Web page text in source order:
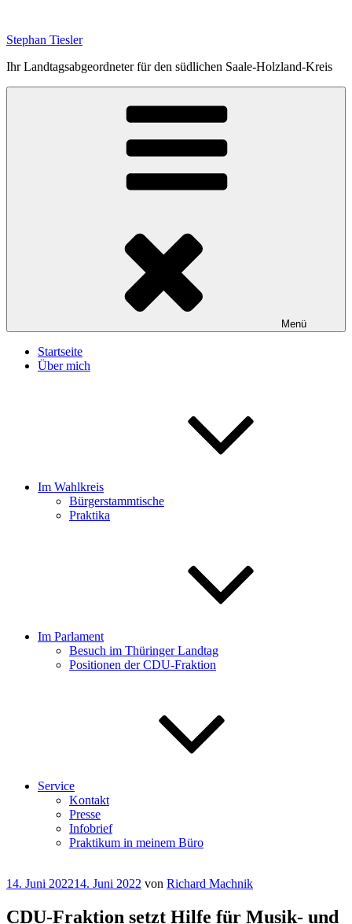
springen
Stephan Tiesler
Ihr Landtagsabgeordneter für den südlichen Saale-Holzland-Kreis
Menü
Startseite
Über mich
Im Wahlkreis
Bürgerstammtische
Praktika
Im Parlament
Besuch im Thüringer Landtag
Positionen der CDU-Fraktion
Service
Kontakt
Presse
Infobrief
Praktikum in meinem Büro
Veröffentlicht
14. Juni 202214. Juni 2022 von Richard Machnik
CDU-Fraktion setzt Hilfe für Musik- und